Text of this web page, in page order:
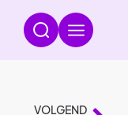
VOLGEND